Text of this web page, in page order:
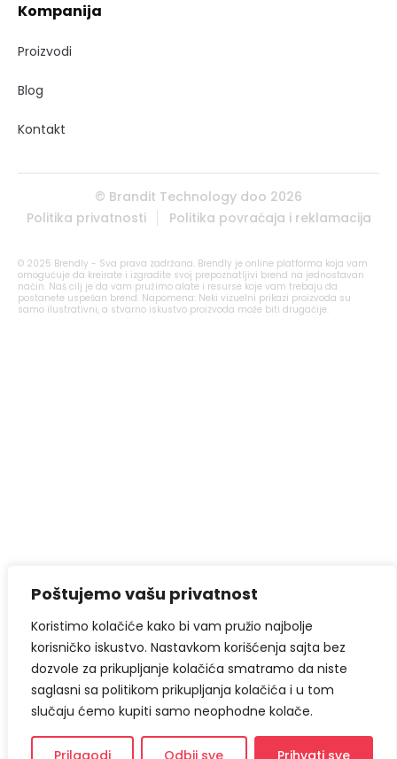
Poštujemo vašu privatnost
Koristimo kolačiće kako bi vam pružio najbolje
korisničko iskustvo. Nastavkom korišćenja sajta bez
dozvole za prikupljanje kolačića smatramo da niste
saglasni sa politikom prikupljanja kolačića i u tom
slučaju ćemo kupiti samo neophodne kolače.
Prilagodi Odbij sve Prihvati sve
Kompanija
Proizvodi
Blog
Kontakt
© Brandit Technology doo 2026
Politika privatnosti
Politika povraćaja i reklamacija
© 2025 Brendly - Sva prava zadržana. Brendly je online platforma koja vam
omogućuje da kreirate i izgradite svoj prepoznatljivi brend na jednostavan
način. Naš cilj je da vam pružimo alate i resurse koje vam trebaju da
postanete uspešan brend. Napomena: Neki vizuelni prikazi proizvoda su
samo ilustrativni, a stvarno iskustvo proizvoda može biti drugačije.